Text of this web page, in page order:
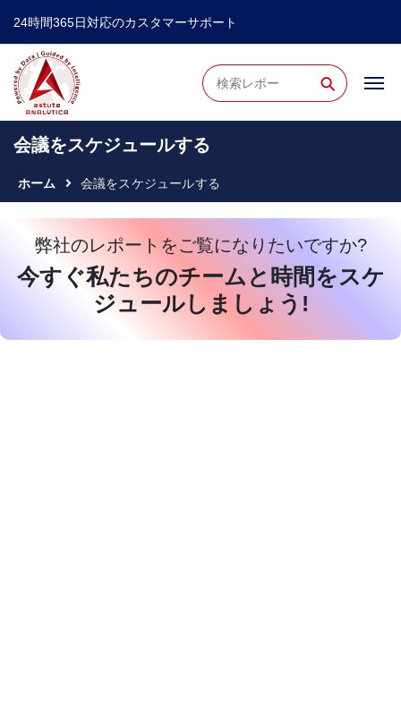
24時間365日対応のカスタマーサポート
⚲
会議をスケジュールする
ホーム 会議をスケジュールする
弊社のレポートをご覧になりたいですか?
今すぐ私たちのチームと時間をスケ
ジュールしましょう!